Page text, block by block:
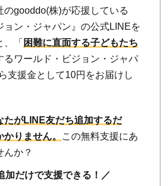
のgooddo(株)が応援している
ョン・ジャパン』の公式LINEを
「 困難に直面する子どもたち
るワールド・ビジョン・ジャパ
支援金として10円をお届けし
たがLINE友だち追加するだ
りません。
この無料支援にあ
んか？
加だけで支援できる！／